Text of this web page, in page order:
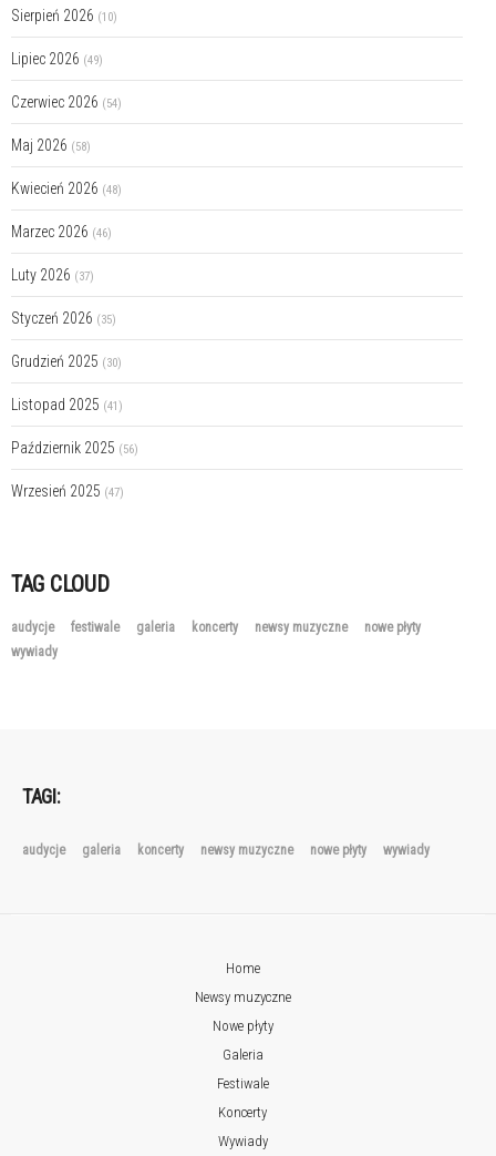
Sierpień 2026 (10)
Lipiec 2026 (49)
Czerwiec 2026 (54)
Maj 2026 (58)
Kwiecień 2026 (48)
Marzec 2026 (46)
Luty 2026 (37)
Styczeń 2026 (35)
Grudzień 2025 (30)
Listopad 2025 (41)
Październik 2025 (56)
Wrzesień 2025 (47)
TAG CLOUD
audycje festiwale galeria koncerty newsy muzyczne
nowe płyty
wywiady
TAGI:
audycje galeria koncerty newsy muzyczne nowe płyty wywiady
Home
Newsy muzyczne
Nowe płyty
Galeria
Festiwale
Koncerty
Wywiady